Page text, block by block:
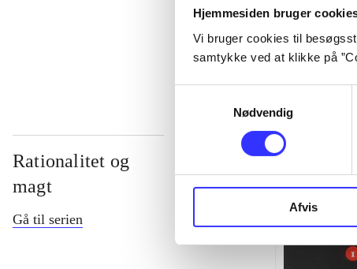
Hjemmesiden bruger
Vi bruger cookies til
samtykke ved at klikke på
Nødvendig
Afvis
...
Rationalitet og
magt
Gå til serien